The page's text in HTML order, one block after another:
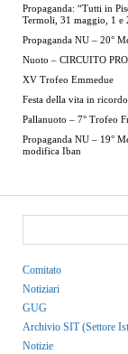
Propaganda: “Tutti in
Termoli, 31 maggio, 1 e
Propaganda NU – 20°
Nuoto – CIRCUITO
XV Trofeo Emmedue
Festa della vita in
Pallanuoto – 7° Trofeo
Propaganda NU – 19°
modifica Iban
Comitato
Notiziari
GUG
Archivio SIT (Settore
Notizie